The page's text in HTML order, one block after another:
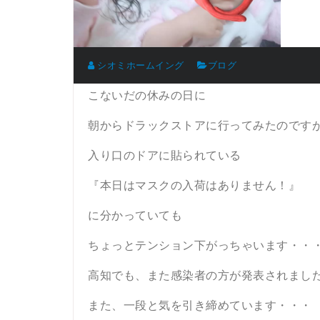
シオミホームイング ブログ
こないだの休みの日に
朝からドラックストアに行ってみたのです
入り口のドアに貼られている
『本日はマスクの入荷はありません！』
に分かっていても
ちょっとテンション下がっちゃいます・・・
高知でも、また感染者の方が発表されまし
また、一段と気を引き締めています・・・